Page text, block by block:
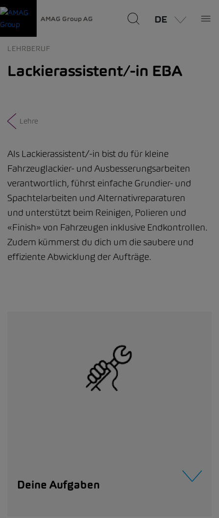
AMAG Group AG DE
LEHRBERUF
Lackierassistent/-in EBA
Lehre
Als Lackierassistent/-in bist du für kleine
Fahrzeuglackier- und Ausbesserungsarbeiten
verantwortlich, führst einfache Grundier- und
Spachtelarbeiten und Alternativreparaturen
und unterstützt beim Reinigen, Polieren und
«Finish» von Fahrzeugen inklusive Endkontrollen.
Zudem kümmerst du dich um die saubere und
effiziente Abwicklung der Aufträge.
Deine Aufgaben